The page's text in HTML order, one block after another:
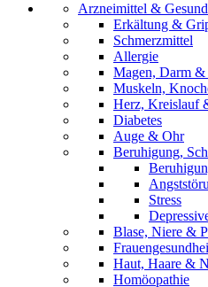
Arzneimittel &
Erkältung &
Schmerzmittel
Allergie
Magen, Darm &
Muskeln,
Herz, Kreislauf
Diabetes
Auge & Ohr
Beruhigung,
Stress
Blase, Niere &
Haut, Haare &
Homöopathie